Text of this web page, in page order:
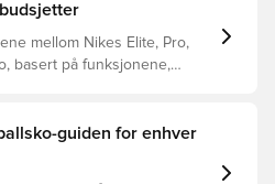
mellom Nikes Elite, Pro,
basert på funksjonene,
guiden for enhver